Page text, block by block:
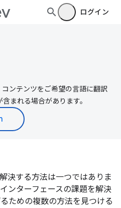
ログイン
ンテンツをご希望の言語に翻訳
まれる場合があります。
決する方法は一つではありま
ンターフェースの課題を解決
ための複数の方法を見つける